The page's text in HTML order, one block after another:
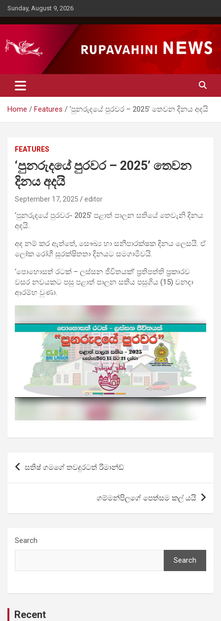
Skip
to
content
Sunday, August 9, 2026
Rupavahini News
Home Features ‘පුනරුදයේ පුරවර – 2025’ තෙවන දිනය අදයි
FEATURES
‘පුනරුදයේ පුරවර – 2025’ තෙවන
දිනය අදයි
September 17, 2025 editor
‘පුනරුදයේ පුරවර- 2025’ පළාත් පාලන සතියේ තෙවැනි දිනය
අදයි.
අද නම් කර ඇත්තේ, සෞඛ්‍ය හා සනීපාරක්ෂක දිනය ලෙසයි. ඒ
ලෝක රෝගී සුරක්ෂිතතා දිනයට සමගාමීවයි.
‘පොහො­සත් රටක් – ලස්සන ජීවි­ත­යක්’ ප්‍රති­පත්ති ප්‍රකා­රව
වසර නව­ය­කට පසු පළාත් පාලන සතිය පසුගිය (15) වනදා
ආරම්භ වුණා.
Post
සතිෂ් ගමගේ තවදුරටත් රිමාන්ඩ්
ගම්මන්පිලගේ පෙත්සම කල් යයි
Search
Search
Recent